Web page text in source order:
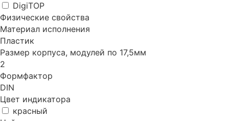
DigiTOP
Физические свойства
Материал исполнения
Пластик
Размер корпуса, модулей по 17,5мм
2
Формфактор
DIN
Цвет индикатора
красный